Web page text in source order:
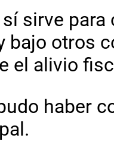
sirve
bajo otros
el alivio
haber